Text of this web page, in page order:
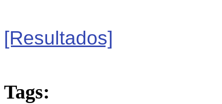
[Resultados]
Tags: